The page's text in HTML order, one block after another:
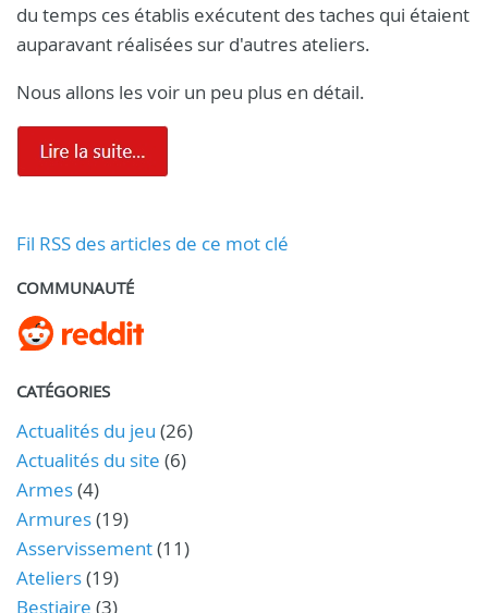
du temps ces établis exécutent des taches qui étaient
auparavant réalisées sur d'autres ateliers.
Nous allons les voir un peu plus en détail.
Fil RSS des articles de ce mot clé
COMMUNAUTÉ
CATÉGORIES
Actualités du jeu (26)
Actualités du site (6)
Armes(4)
Armures(19)
Asservissement(11)
Ateliers(19)
Bestiaire (3)